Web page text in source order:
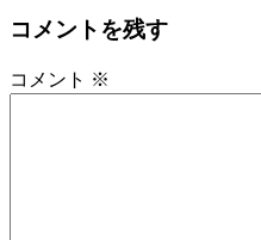
コメントを残す
コメント ※